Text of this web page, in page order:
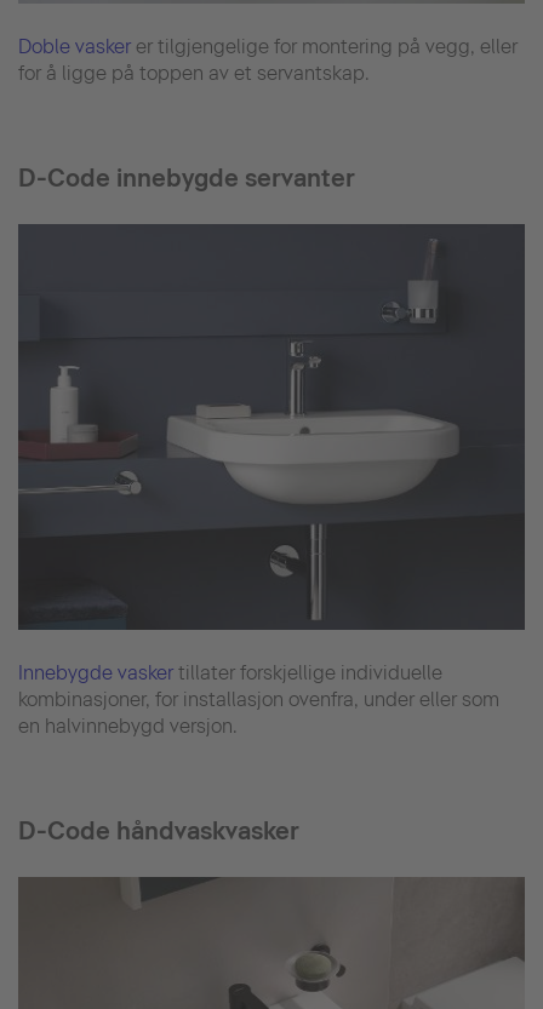
Doble vasker er tilgjengelige for montering på vegg, eller
for å ligge på toppen av et servantskap.
D-Code innebygde servanter
Innebygde vasker tillater forskjellige individuelle
kombinasjoner, for installasjon ovenfra, under eller som
en halvinnebygd versjon.
D-Code håndvaskvasker